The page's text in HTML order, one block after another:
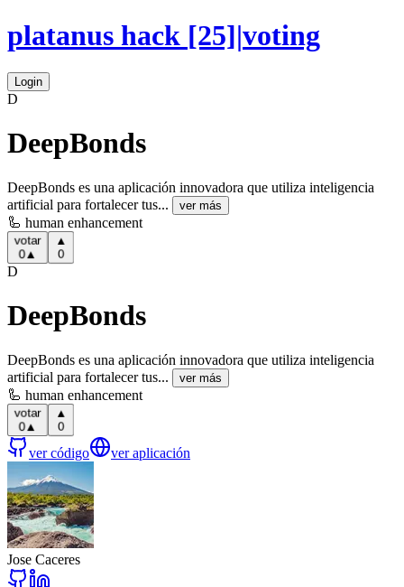
platanus hack [25]|voting
Login
D
DeepBonds
DeepBonds es una aplicación innovadora que utiliza inteligencia
artificial para fortalecer tus...
ver más
🦾 human enhancement
votar
0▲
▲
0
D
DeepBonds
DeepBonds es una aplicación innovadora que utiliza inteligencia
artificial para fortalecer tus...
ver más
🦾 human enhancement
votar
0▲
▲
0
ver código ver aplicación
Jose Caceres